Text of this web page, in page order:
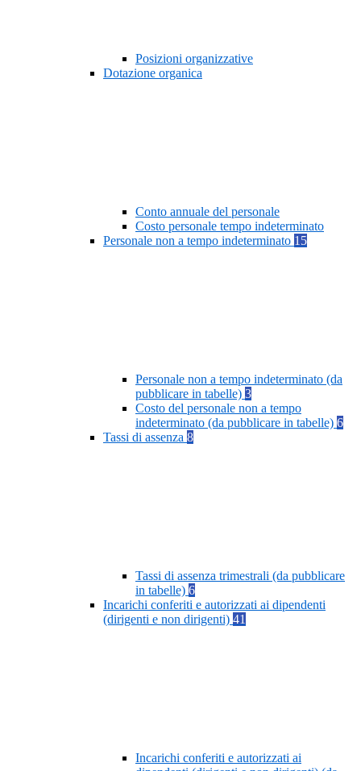
Posizioni organizzative
Dotazione organica
Conto annuale del personale
Costo personale tempo indeterminato
Personale non a tempo indeterminato 15
Personale non a tempo indeterminato (da
pubblicare in tabelle) 3
Costo del personale non a tempo
indeterminato (da pubblicare in tabelle) 6
Tassi di assenza 8
Tassi di assenza trimestrali (da pubblicare
in tabelle) 6
Incarichi conferiti e autorizzati ai dipendenti
(dirigenti e non dirigenti) 41
Incarichi conferiti e autorizzati ai